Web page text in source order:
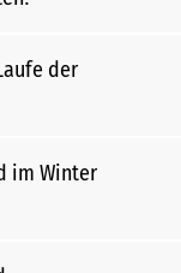
der
im Winter